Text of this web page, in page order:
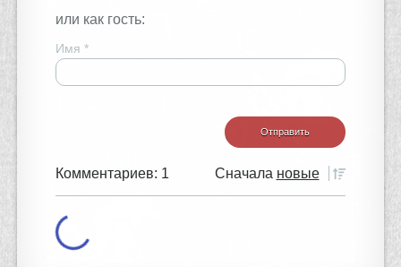
или как гость:
Имя *
Комментариев: 1 Сначала новые